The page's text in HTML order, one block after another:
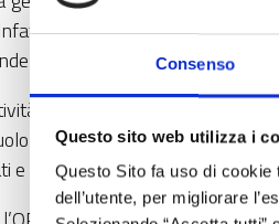
Consenso
Questo sito web utilizza i
Questo Sito fa uso di
dell’utente, per migliorare
il fascicolo aziendale
di aiuto.
di trasferimento dei titoli
GIS tramite la
e agli Eco-schemi da allegare